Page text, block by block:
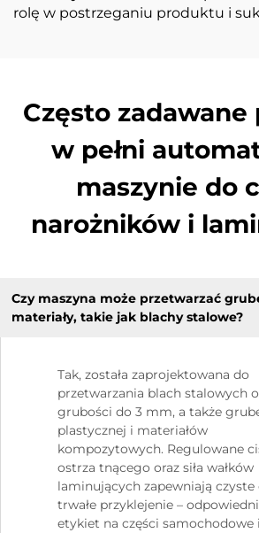
rolę w postrzeganiu produktu i
Często zadawane
w pełni
maszynie do
narożników i
Czy maszyna może przetwarzać
materiały, takie jak blachy stalowe?
Tak, została zaprojektowana do
przetwarzania blach stalowych o
grubości do 3 mm, a także
plastycznej i materiałów
kompozytowych. Regulowane
ostrza tnącego oraz siła wałków
laminujących zapewniają czyste
trwałe przyklejenie –
etykiet na części samochodowe